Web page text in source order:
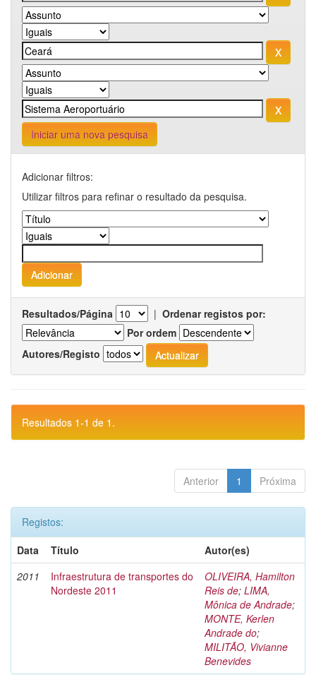
Iniciar uma nova pesquisa
Adicionar filtros:
Utilizar filtros para refinar o resultado da pesquisa.
Resultados/Página | Ordenar registos por:
Por ordem
Autores/Registo
Resultados 1-1 de 1.
Anterior 1 Próxima
Registos:
Data
Título
Autor(es)
2011
Infraestrutura de transportes do
Nordeste 2011
OLIVEIRA, Hamilton
Reis de; LIMA,
Mônica de Andrade;
MONTE, Kerlen
Andrade do;
MILITÃO, Vivianne
Benevides